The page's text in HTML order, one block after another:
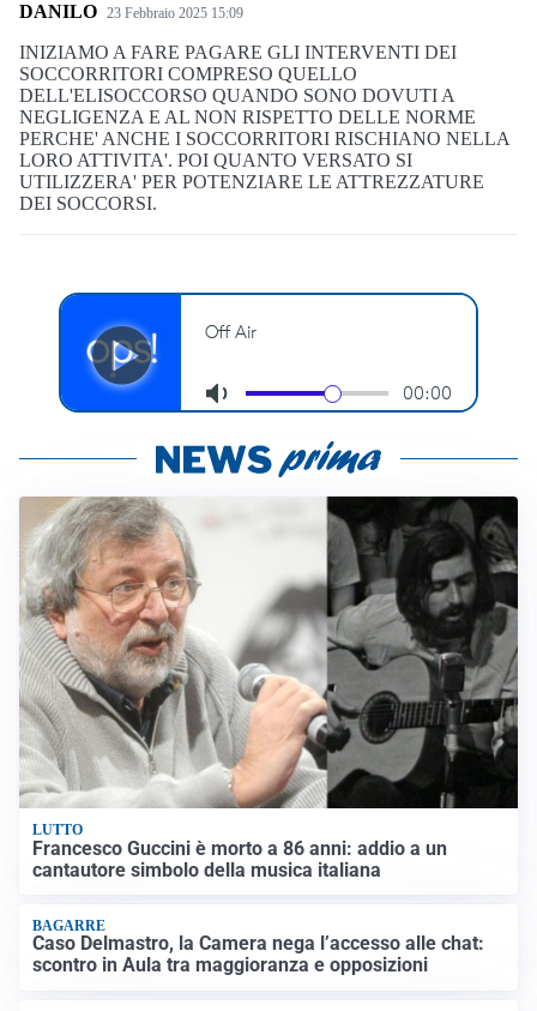
DANILO 23 Febbraio 2025 15:09
INIZIAMO A FARE PAGARE GLI INTERVENTI DEI
SOCCORRITORI COMPRESO QUELLO
DELL'ELISOCCORSO QUANDO SONO DOVUTI A
NEGLIGENZA E AL NON RISPETTO DELLE NORME
PERCHE' ANCHE I SOCCORRITORI RISCHIANO NELLA
LORO ATTIVITA'. POI QUANTO VERSATO SI
UTILIZZERA' PER POTENZIARE LE ATTREZZATURE
DEI SOCCORSI.
LUTTO
Francesco Guccini è morto a 86 anni: addio a un
cantautore simbolo della musica italiana
BAGARRE
Caso Delmastro, la Camera nega l’accesso alle chat:
scontro in Aula tra maggioranza e opposizioni